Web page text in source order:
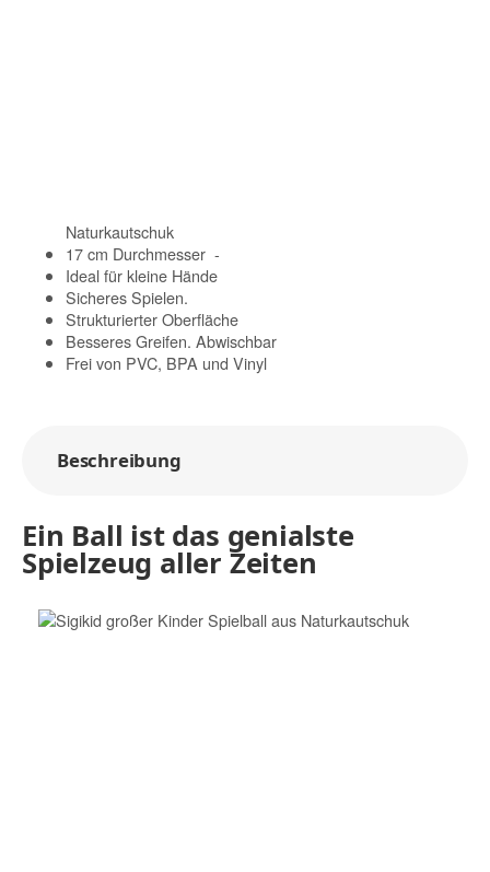
Naturkautschuk
17 cm Durchmesser -
Ideal für kleine Hände
Sicheres Spielen.
Strukturierter Oberfläche
Besseres Greifen. Abwischbar
Frei von PVC, BPA und Vinyl
Beschreibung
Ein Ball ist das genialste
Spielzeug aller Zeiten